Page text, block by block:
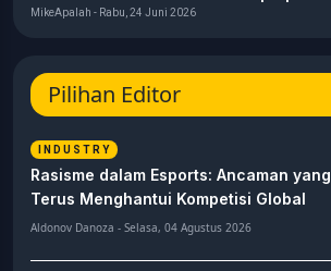
Gaming
MikeApalah - Rabu, 24 Juni 2026
Pilihan Editor
INDUSTRY
Rasisme dalam Esports: Ancaman yang
Terus Menghantui Kompetisi Global
Aldonov Danoza - Selasa, 04 Agustus 2026